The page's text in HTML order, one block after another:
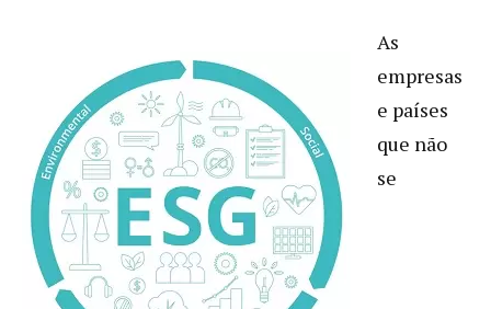
As
empresas
e países
que não
se